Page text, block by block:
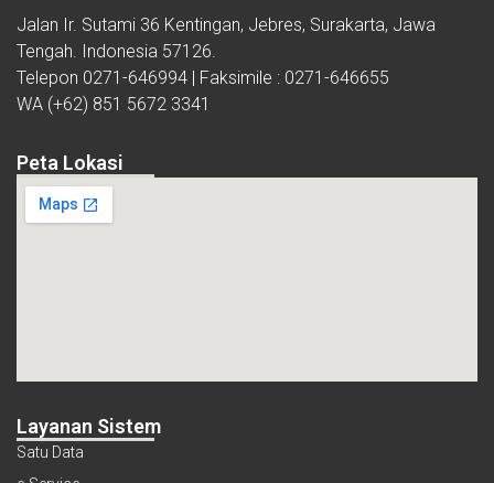
Jalan Ir. Sutami 36 Kentingan, Jebres, Surakarta, Jawa
Tengah. Indonesia 57126.
Telepon 0271-646994 | Faksimile : 0271-646655
WA (+62) 851 5672 3341
Peta Lokasi
Layanan Sistem
Satu Data